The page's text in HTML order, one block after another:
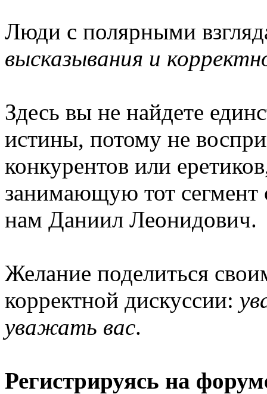
Люди с полярными
высказывания и
Здесь вы не найдете
истины, потому не
конкурентов или
занимающую тот сегмент
нам Даниил Леонидович.
Желание поделиться
корректной дискуссии:
уважать вас.
Регистрируясь на